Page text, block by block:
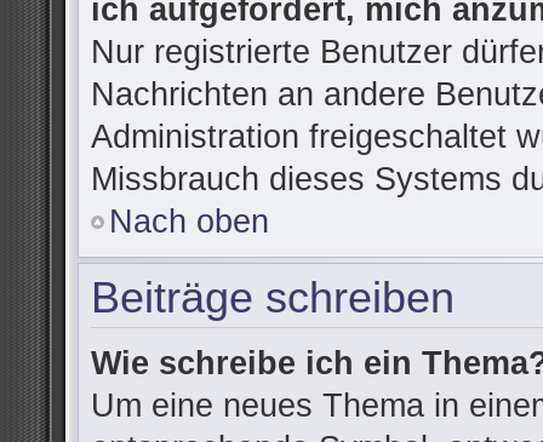
ich aufgefordert, mich
Nur registrierte Benutzer
Nachrichten an andere
Administration freigeschaltet
Missbrauch dieses Systems
Nach oben
Beiträge schreiben
Wie schreibe ich ein
Um eine neues Thema in